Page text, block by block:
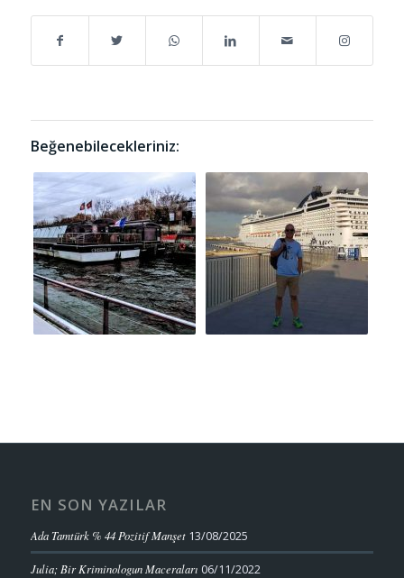
Beğenebilecekleriniz:
EN SON YAZILAR
Ada Tamtürk % 44 Pozitif Manşet 13/08/2025
Julia; Bir Kriminologun Maceraları 06/11/2022